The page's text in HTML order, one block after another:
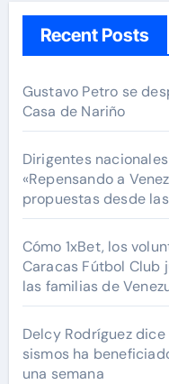
Recent Posts
Gustavo Petro se
Casa de Nariño
Dirigentes
«Repensando a
propuestas desde
Cómo 1xBet, los
Caracas Fútbol Club
las familias de
Delcy Rodríguez
sismos ha
una semana